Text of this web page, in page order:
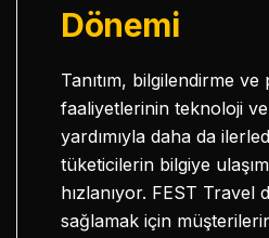
Dönemi
Tanıtım, bilgilendirme
faaliyetlerinin teknoloji
yardımıyla daha da
tüketicilerin bilgiye
hızlanıyor. FEST Travel
sağlamak için